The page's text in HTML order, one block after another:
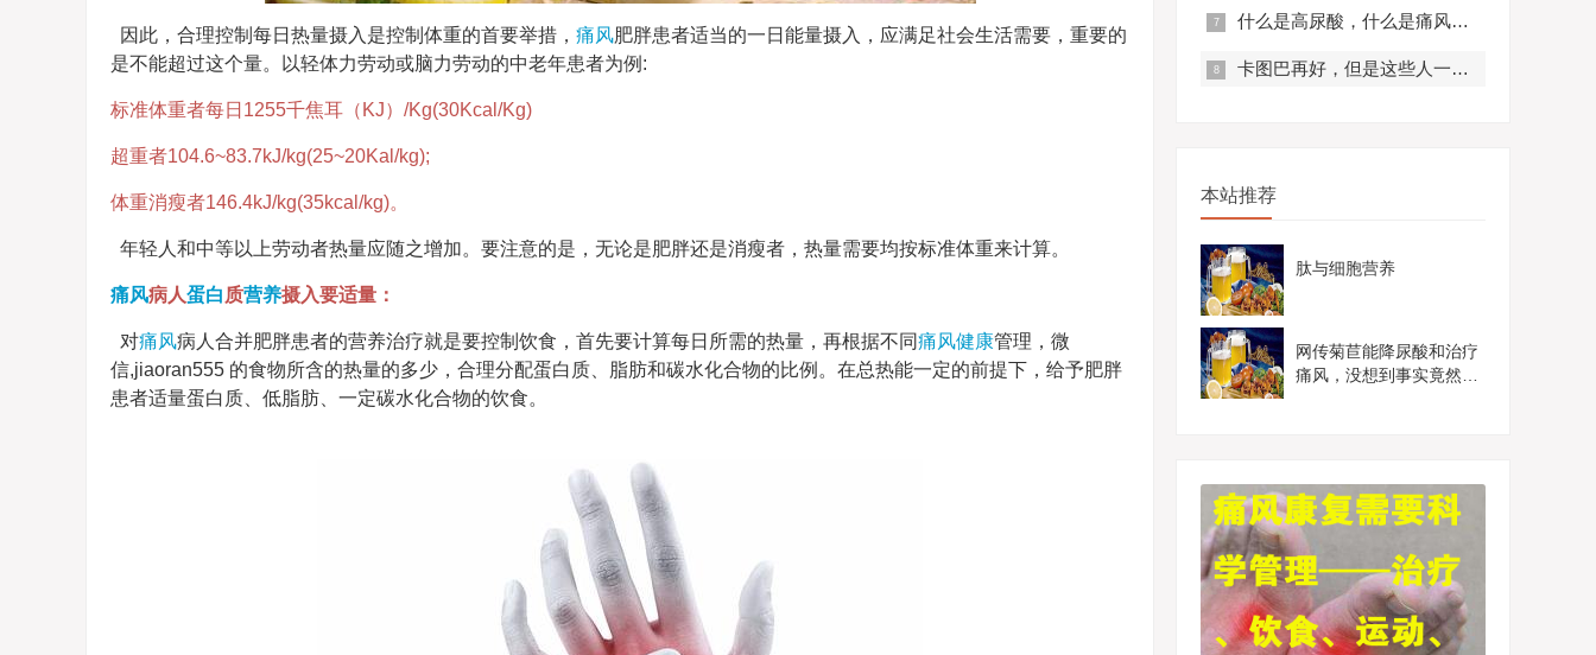
因此，合理控制每日热量摄入是控制体重的首要举措， 痛风肥胖患者适当的一日能量摄入，应满足社会生活需要，重要的
是不能超过这个量。以轻体力劳动或脑力劳动的中老年患者为例:
标准体重者每日1255千焦耳（KJ）/Kg(30Kcal/Kg)
超重者104.6~83.7kJ/kg(25~20Kal/kg);
体重消瘦者146.4kJ/kg(35kcal/kg)。
年轻人和中等以上劳动者热量应随之增加。要注意的是，无论是肥胖还是消瘦者，热量需要均按标准体重来计算。
痛风病人蛋白 质营养摄入要适量：
对痛风病人合并肥胖患者的营养治疗就是要控制饮食，首先要计算每日所需的热量，再根据不同痛风健康管理，微
信,jiaoran555 的食物所含的热量的多少，合理分配蛋白质、脂肪和碳水化合物的比例。在总热能一定的前提下，给予肥胖
患者适量蛋白质、低脂肪、一定碳水化合物的饮食。
什么是高尿酸，什么是痛风？痛风有什么症状？
卡图巴再好，但是这些人一定不要服用！
本站推荐
肽与细胞营养
网传菊苣能降尿酸和治疗
痛风，没想到事实竟然是